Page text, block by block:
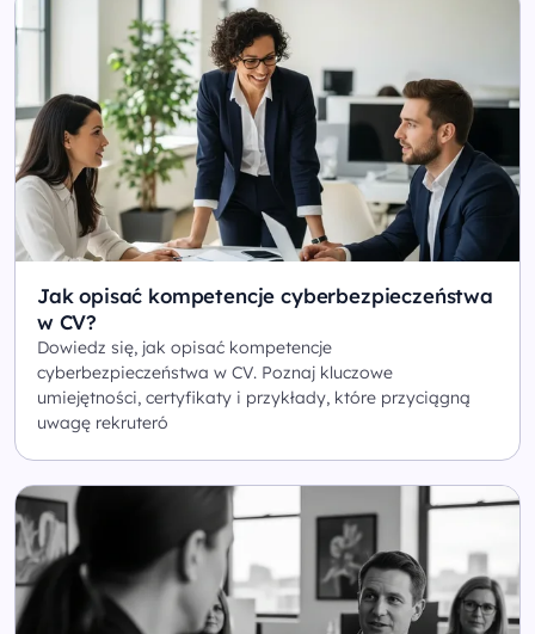
Jak opisać kompetencje cyberbezpieczeństwa
w CV?
Dowiedz się, jak opisać kompetencje
cyberbezpieczeństwa w CV. Poznaj kluczowe
umiejętności, certyfikaty i przykłady, które przyciągną
uwagę rekruteró